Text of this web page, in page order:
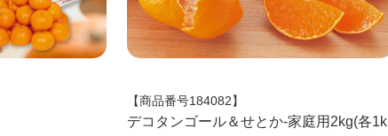
【商品番号184082】
デコタンゴール＆せとか-家庭用2kg(各1k